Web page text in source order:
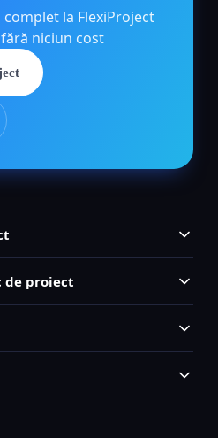
la FlexiProject
niciun cost
de proiect